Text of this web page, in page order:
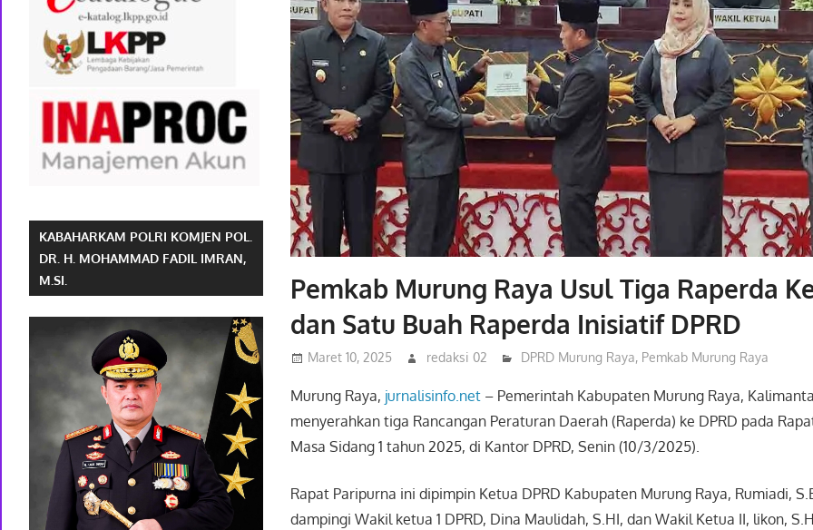
Pemkab Murung Raya Usul Tiga Raperda
dan Satu Buah Raperda Inisiatif DPRD
Maret 10, 2025 redaksi 02 DPRD Murung Raya, Pemkab Murung Raya
Murung Raya, jurnalisinfo.net – Pemerintah Kabupaten Murung Raya,
menyerahkan tiga Rancangan Peraturan Daerah (Raperda) ke DPRD pada
Masa Sidang 1 tahun 2025, di Kantor DPRD, Senin (10/3/2025).
Rapat Paripurna ini dipimpin Ketua DPRD Kabupaten Murung Raya, Rumiadi,
dampingi Wakil ketua 1 DPRD, Dina Maulidah, S.HI, dan Wakil Ketua II, likon,
KABAHARKAM POLRI KOMJEN POL.
DR. H. MOHAMMAD FADIL IMRAN,
M.SI.